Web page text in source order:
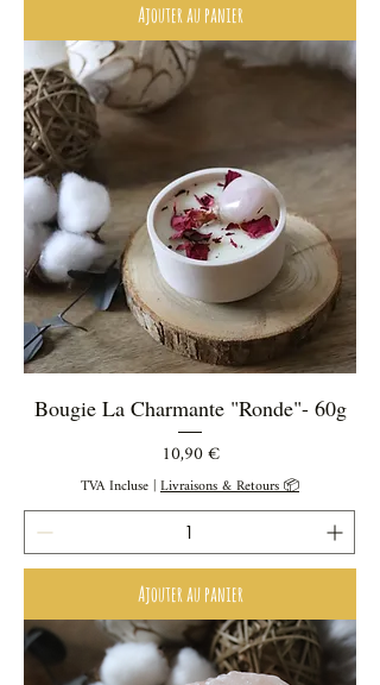
Ajouter au panier
Bougie La Charmante "Ronde"- 60g
Prix
10,90 €
TVA Incluse|Livraisons & Retours 📦
Ajouter au panier